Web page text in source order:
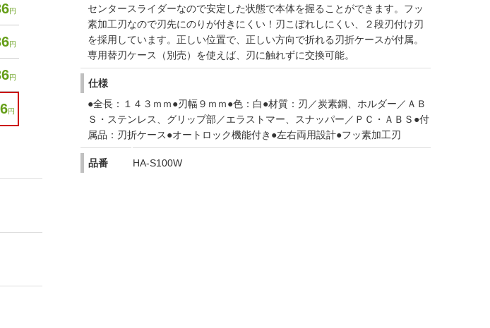
センタースライダーなので安定した状態で本体を握ることができます。フッ
素加工刃なので刃先にのりが付きにくい！刃こぼれしにくい、２段刃付け刃
を採用しています。正しい位置で、正しい方向で折れる刃折ケースが付属。
専用替刃ケース（別売）を使えば、刃に触れずに交換可能。
仕様
●全長：１４３ｍｍ●刃幅９ｍｍ●色：白●材質：刃／炭素鋼、ホルダー／ＡＢ
Ｓ・ステンレス、グリップ部／エラストマー、スナッパー／ＰＣ・ＡＢＳ●付
属品：刃折ケース●オートロック機能付き●左右両用設計●フッ素加工刃
品番 HA-S100W
円
円
円
円